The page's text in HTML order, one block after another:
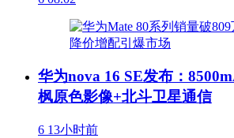
华为nova 16 SE发布：
枫原色影像+北斗卫星通信
6 13小时前